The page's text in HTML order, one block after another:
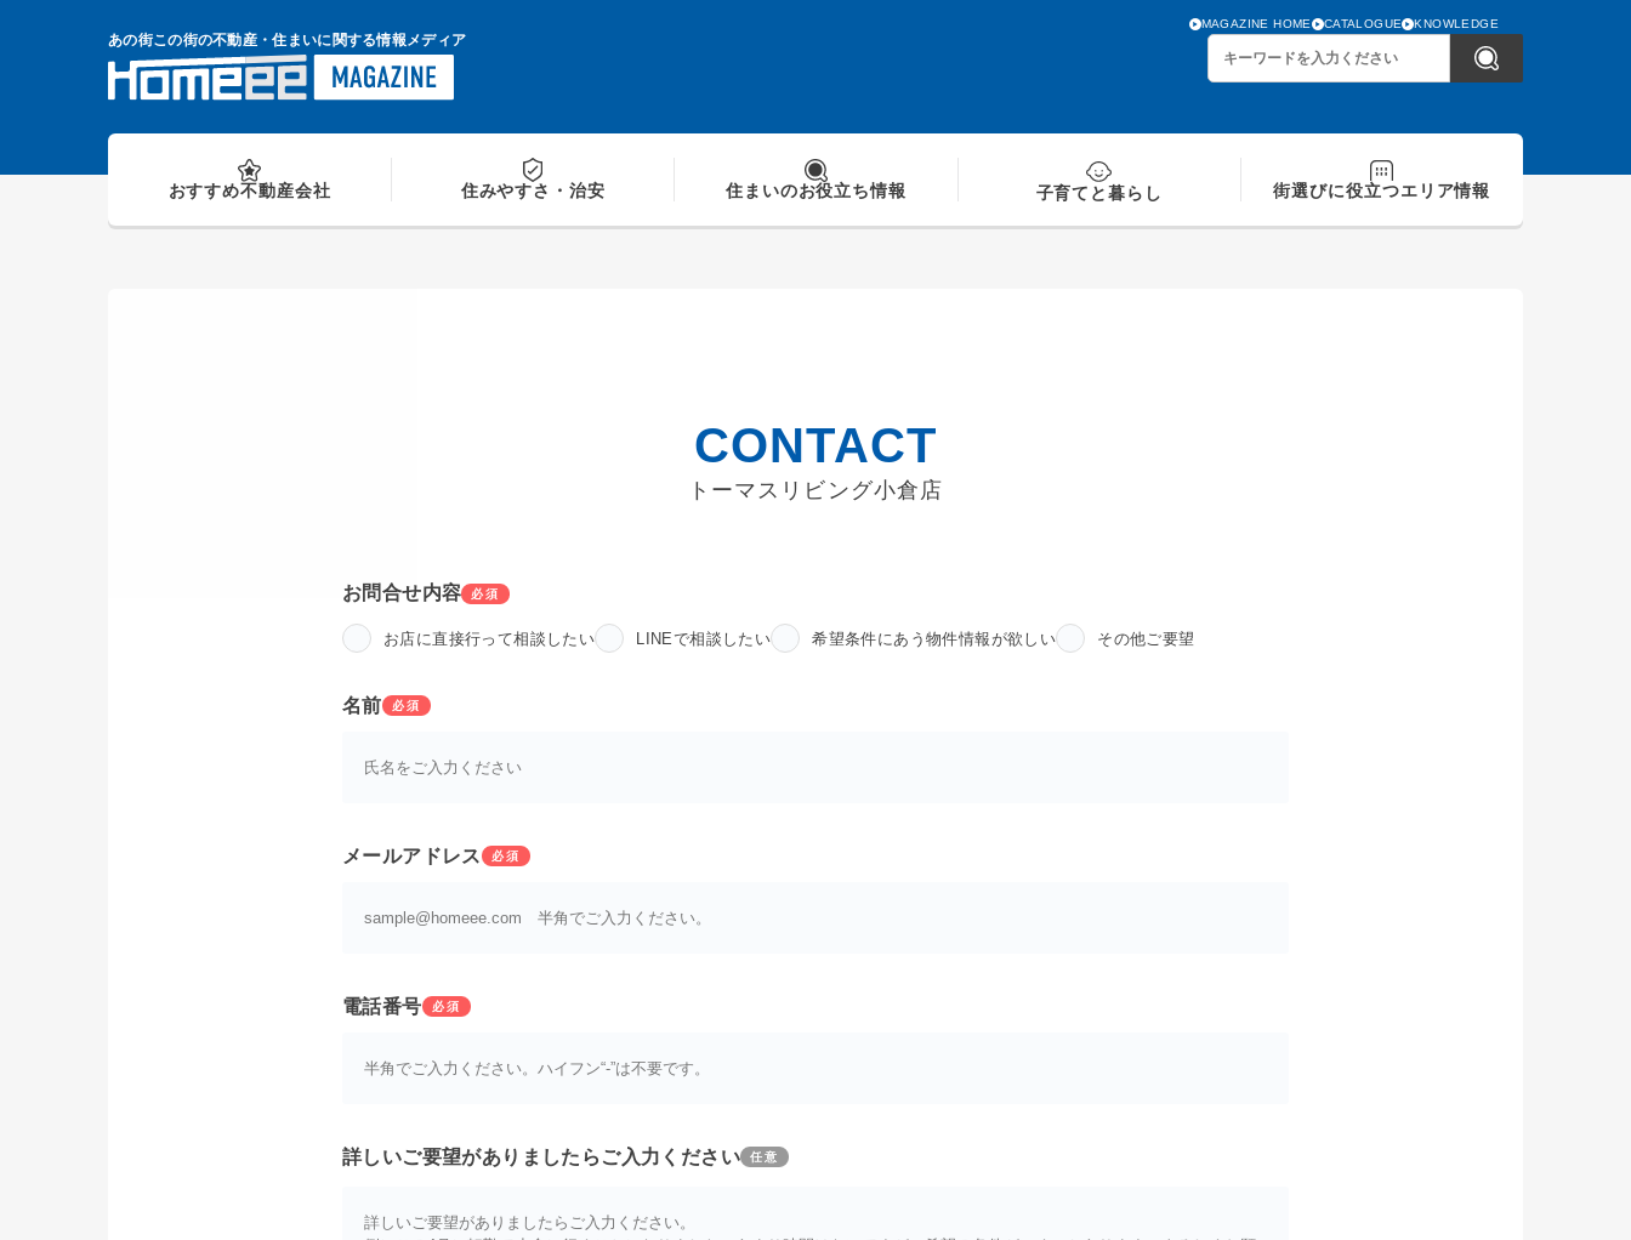
あの街この街の不動産・住まいに関する情報メディア
MAGAZINE HOME CATALOGUE KNOWLEDGE
おすすめ不動産会社 住みやすさ ・治安 住まいのお役立ち情報 子育てと暮らし 街選びに役立つエリア情報
CONTACT
トーマスリビング小倉店
お問合せ内容 必須
お店に直接行って相談したい LINEで相談したい 希望条件にあう物件情報が欲しい その他ご要望
名前 必須
メールアドレス 必須
電話番号 必須
詳しいご要望がありましたらご入力ください 任意